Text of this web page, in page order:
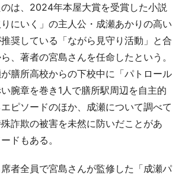
は、2024年本屋大賞を受賞した小説
りにいく」の主人公・成瀬あかりの高い
奨している「ながら見守り活動」と合
、著者の宮島さんを任命したという。
膳所高校からの下校中に「パトロール
腕章を巻き1人で膳所駅周辺を自主的
ピソードのほか、成瀬について調べて
詐欺の被害を未然に防いだことがあ
ドもある。
者全員で宮島さんが監修した「成瀬パ